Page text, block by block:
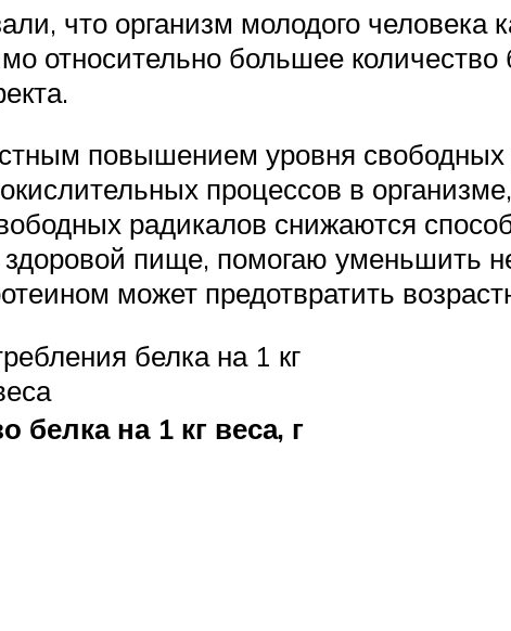
что организм молодого человека
относительно большее
повышением уровня
процессов в
радикалов снижаются
пище, помогаю уменьшить
может предотвратить
белка на 1 кг
белка на 1 кг веса, г